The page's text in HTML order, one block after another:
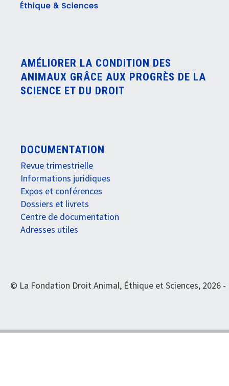
AMÉLIORER LA CONDITION DES
ANIMAUX GRÂCE AUX PROGRÈS DE LA
SCIENCE ET DU DROIT
DOCUMENTATION
Revue trimestrielle
Informations juridiques
Expos et conférences
Dossiers et livrets
Centre de documentation
Adresses utiles
© La Fondation Droit Animal, Éthique et Sciences, 2026 -